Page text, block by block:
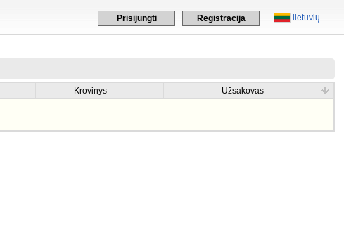
lietuvių
Prisijungti Registracija
Krovinys
Užsakovas